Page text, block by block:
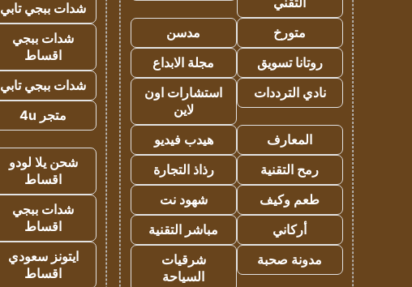
متورخ
مدسن
روتانا تسويق
مجلة الابداع
نادي الترددات
استشارات اون
لاين
المعارف
هيدب فيديو
رمح التقنية
رذاذ التجارة
طعم وكيف
شهود نت
أركاني
مباشر التقنية
مدونة صحبة
شرقيات
السياحة
شدات ببجي تابي
شدات ببجي
اقساط
شدات ببجي تابي
متجر 4u
شحن يلا لودو
اقساط
شدات ببجي
اقساط
ايتونز سعودي
اقساط